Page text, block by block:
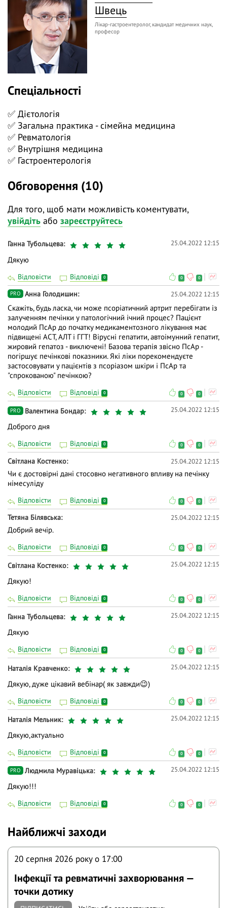
протиревматичними препаратами.
На мультидисциплінарному вебінарі
«Медикаментозне пошкодження печінки у
ревматологічних хворих - ризик, виявлення,
запобігання та лікування» ми поговоримо про:
✅ ліки, які найчастіше призводять до лікарсько-
індукованого гепатиту;
✅ визначення та типи лікарсько-індукованого
гепатиту;
✅ ведення пацієнта на тлі підвищених ризиків
медикаментозного пошкодження печінки;
гепатиту;
✅ лікування лікарсько-індукованого гепатиту.
❓ Поставте питання на тему вебінару лекторам у
коментарях і ми відповімо на них у ході трансляції.
👍 Долучайтеся до діалогу, задавайте питання та
дієвішим. Ми намагаємось відповідати і після
вебінарів.
Швець
Лікар-гастроентеролог, кандидат медичних наук,
професор
Спеціальності
✅ Дієтологія
✅ Загальна практика - сімейна медицина
✅ Ревматологія
✅ Внутрішня медицина
✅ Гастроентерологія
Обговорення (10)
Для того, щоб мати можливість коментувати,
увійдіть або зареєструйтесь
Ганна Тубольцева 25.04.2022 12:15
Дякую
Відповісти Відповіді 0 0 0
PRO Анна Голодишин 25.04.2022 12:15
Скажіть, будь ласка, чи може псоріатичний артрит перебігати із
залученням печінки у патологічний ічний процес? Пацієнт
молодий ПсАр до початку медикаментозного лікування має
підвищені АСТ, АЛТ і ГГТ! Вірусні гепатити, автоімунний гепатит,
жировий гепатоз - виключені! Базова терапія звісно ПсАр -
погіршує печінкові показники. Які ліки порекомендуєте
застосовувати у пацієнтів з псоріазом шкіри і ПсАр та
"спрокованою" печінкою?
Відповісти Відповіді 0 0 0
PRO Валентина Бондар 25.04.2022 12:15
Доброго дня
Відповісти Відповіді 0 0 0
Світлана Костенко 25.04.2022 12:15
Чи є достовірні дані стосовно негативного впливу на печінку
німесуліду
Відповісти Відповіді 0 0 0
Тетяна Білявська 25.04.2022 12:15
Добрий вечір.
Відповісти Відповіді 0 0 0
Світлана Костенко 25.04.2022 12:15
Дякую!
Відповісти Відповіді 0 0 0
Ганна Тубольцева 25.04.2022 12:15
Дякую
Відповісти Відповіді 0 0 0
Наталія Кравченко 25.04.2022 12:15
Дякую, дуже цікавий вебінар( як завжди😉)
Відповісти Відповіді 0 0 0
Наталія Мельник 25.04.2022 12:15
Дякую,актуально
Відповісти Відповіді 0 0 0
PRO Людмила Муравіцька 25.04.2022 12:15
Дякую!!!
Відповісти Відповіді 0 0 0
Найближчі заходи
20 серпня 2026 року o 17:00
Інфекції та ревматичні захворювання —
точки дотику